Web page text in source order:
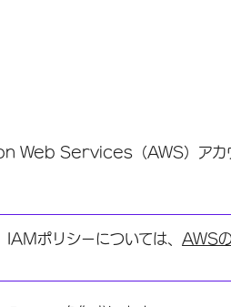
Web Services（AWS）アカ
ポリシーについては、 AWS